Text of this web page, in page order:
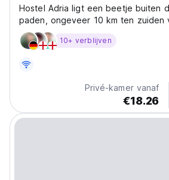
Hostel Adria ligt een beetje buiten
paden, ongeveer 10 km ten zuiden
ligt recht voor de deur, op slechts
afstand. INCLUSIEF ONTBIJT
10+ verblijven
Privé-kamer vanaf
€18.26